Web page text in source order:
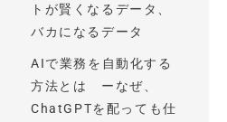
トが賢くなるデータ、
バカになるデータ
AIで業務を自動化する
方法とは ーなぜ、
ChatGPTを配っても仕